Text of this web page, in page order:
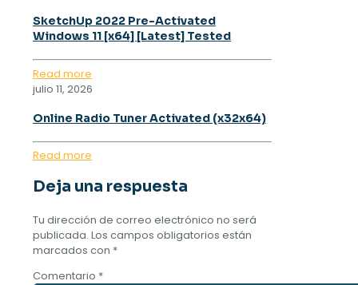
SketchUp 2022 Pre-Activated
Windows 11 [x64] [Latest] Tested
Read more
julio 11, 2026
Online Radio Tuner Activated (x32x64)
Read more
Deja una respuesta
Tu dirección de correo electrónico no será
publicada. Los campos obligatorios están
marcados con *
Comentario *